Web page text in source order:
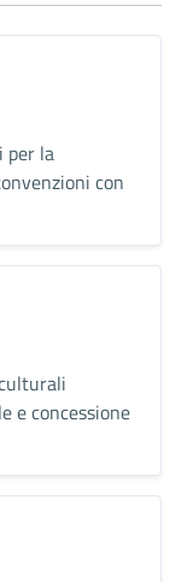
per la
con
e concessione